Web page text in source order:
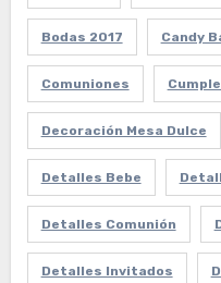
Bodas 2017 Candy
Comuniones
Decoración Mesa Dulce
Detalles Bebe
Detalles Comunión
Detalles Invitados